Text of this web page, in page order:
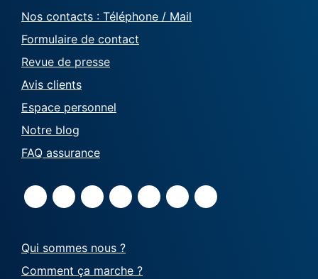
Nos contacts : Téléphone / Mail
Formulaire de contact
Revue de presse
Avis clients
Espace personnel
Notre blog
FAQ assurance
Qui sommes nous ?
Comment ça marche ?